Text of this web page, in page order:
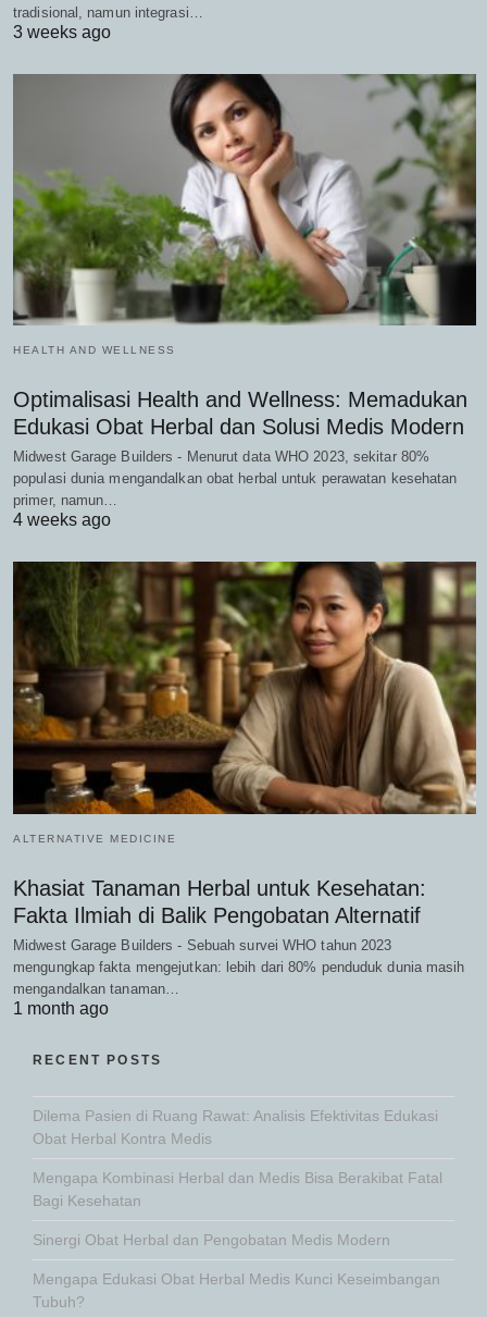
tradisional, namun integrasi…
3 weeks ago
HEALTH AND WELLNESS
Optimalisasi Health and Wellness: Memadukan
Edukasi Obat Herbal dan Solusi Medis Modern
Midwest Garage Builders - Menurut data WHO 2023, sekitar 80%
populasi dunia mengandalkan obat herbal untuk perawatan kesehatan
primer, namun…
4 weeks ago
ALTERNATIVE MEDICINE
Khasiat Tanaman Herbal untuk Kesehatan:
Fakta Ilmiah di Balik Pengobatan Alternatif
Midwest Garage Builders - Sebuah survei WHO tahun 2023
mengungkap fakta mengejutkan: lebih dari 80% penduduk dunia masih
mengandalkan tanaman…
1 month ago
RECENT POSTS
Dilema Pasien di Ruang Rawat: Analisis Efektivitas Edukasi
Obat Herbal Kontra Medis
Mengapa Kombinasi Herbal dan Medis Bisa Berakibat Fatal
Bagi Kesehatan
Sinergi Obat Herbal dan Pengobatan Medis Modern
Mengapa Edukasi Obat Herbal Medis Kunci Keseimbangan
Tubuh?